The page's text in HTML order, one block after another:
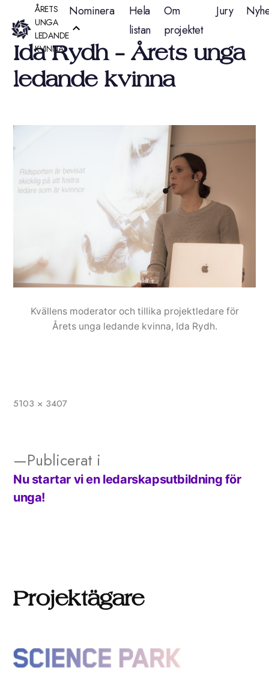
Hoppa
till
innehåll
ÅRETS
UNGA
LEDANDE
KVINNA
Nominera
Hela
listan
Om
projektet
Jury
Ida Rydh – Årets unga
ledande kvinna
Kvällens moderator och tillika projektledare för
Årets unga ledande kvinna, Ida Rydh.
Full
5103 × 3407
Inläggsnavigering
Publicerat i
Nu startar vi en ledarskapsutbildning för
unga!
Projektägare